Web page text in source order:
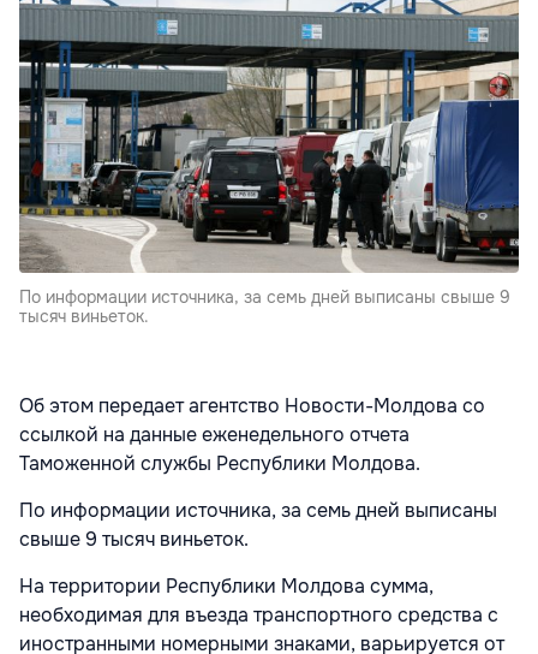
По информации источника, за семь дней выписаны свыше 9
тысяч виньеток.
Об этом передает агентство Новости-Молдова со
ссылкой на данные еженедельного отчета
Таможенной службы Республики Молдова.
По информации источника, за семь дней выписаны
свыше 9 тысяч виньеток.
На территории Республики Молдова сумма,
необходимая для въезда транспортного средства с
иностранными номерными знаками, варьируется от